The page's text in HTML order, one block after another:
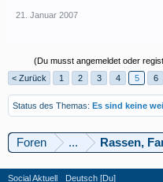
21. Januar 2007
(Du musst angemeldet oder
< Zurück
1 2 3 4 5 6
Status des Themas: Es sind keine
Foren ... Rassen,
Social Aktuell Deutsch [Du]